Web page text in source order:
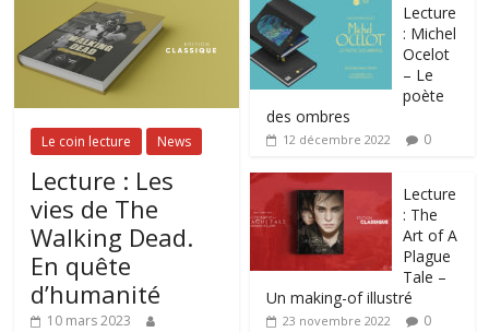
Le coin lecture News
Lecture : Les
vies de The
Walking Dead.
En quête
d’humanité
10 mars 2023
Lecture
: Michel
Ocelot
– Le
poète
des ombres
12 décembre 2022 0
Lecture
: The
Art of A
Plague
Tale –
Un making-of illustré
23 novembre 2022 0